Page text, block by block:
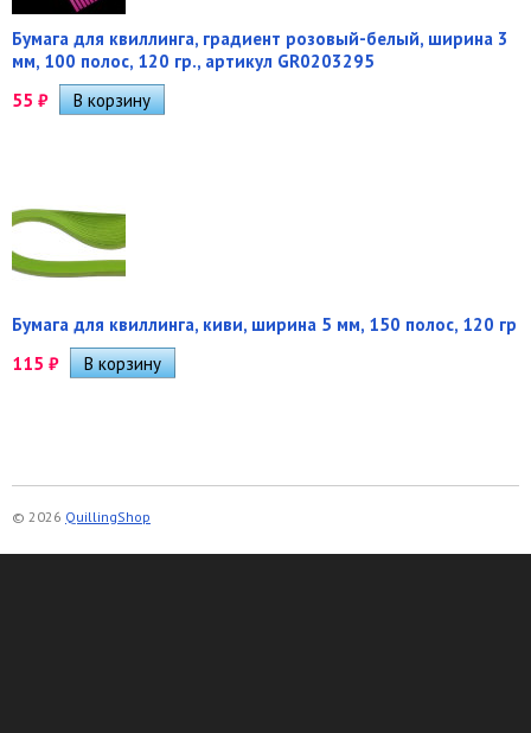
Бумага для квиллинга, градиент розовый-белый, ширина 3
мм, 100 полос, 120 гр., артикул GR0203295
55 ₽
Бумага для квиллинга, киви, ширина 5 мм, 150 полос, 120 гр
115 ₽
© 2026 QuillingShop